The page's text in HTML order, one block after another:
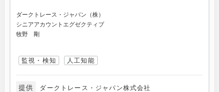
ダークトレース・ジャパン（株）
シニアアカウントエグゼクティブ
牧野 剛
監視・検知 人工知能
提供 ダークトレース・ジャパン株式会社